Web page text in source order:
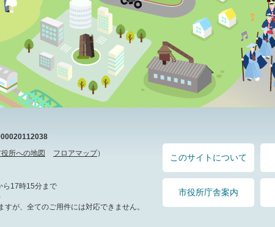
所への地図 フロアマップ）
ら17時15分まで
が、全てのご用件には対応できません。
このサイトについて
市役所庁舎案内